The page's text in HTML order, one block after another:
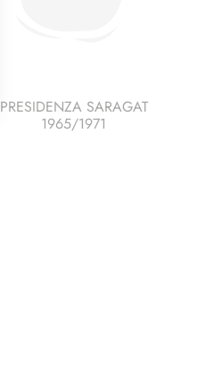
PRESIDENZA SARAGAT
1965/1971